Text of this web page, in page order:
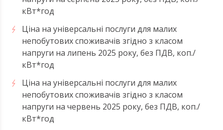
кВт*год
Ціна на універсальні послуги для малих
непобутових споживачів згідно з класом
напруги на липень 2025 року, без ПДВ, коп./
кВт*год
Ціна на універсальні послуги для малих
непобутових споживачів згідно з класом
напруги на червень 2025 року, без ПДВ, коп./
кВт*год